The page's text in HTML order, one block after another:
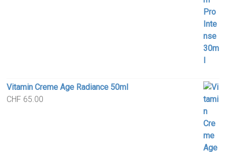
Vitamin Creme Age Radiance 50ml
CHF 65.00